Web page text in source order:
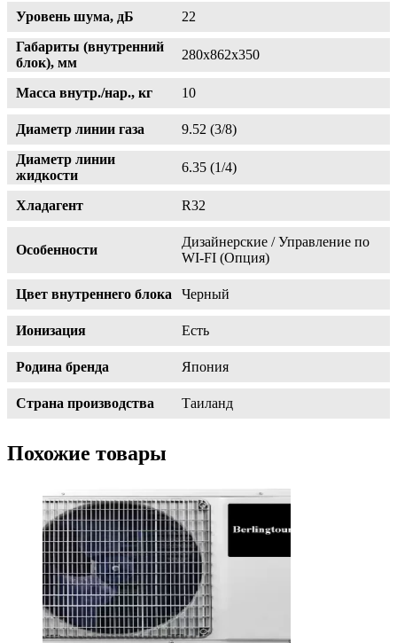
Уровень шума, дБ
22
Габариты (внутренний
блок), мм
280x862x350
Масса внутр./нар., кг 10
Диаметр линии газа
9.52 (3/8)
Диаметр линии
жидкости
6.35 (1/4)
Хладагент R32
Особенности
Дизайнерские / Управление по
WI-FI (Опция)
Цвет внутреннего блока Черный
Ионизация Есть
Родина бренда Япония
Страна производства Таиланд
Похожие товары